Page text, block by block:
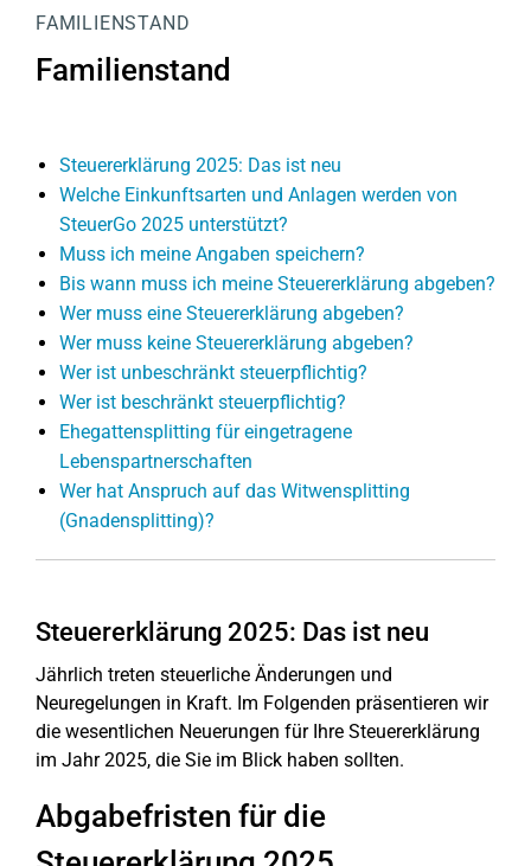
FAMILIENSTAND
Familienstand
Steuererklärung 2025: Das ist neu
Welche Einkunftsarten und Anlagen werden von
SteuerGo 2025 unterstützt?
Muss ich meine Angaben speichern?
Bis wann muss ich meine Steuererklärung abgeben?
Wer muss eine Steuererklärung abgeben?
Wer muss keine Steuererklärung abgeben?
Wer ist unbeschränkt steuerpflichtig?
Wer ist beschränkt steuerpflichtig?
Ehegattensplitting für eingetragene
Lebenspartnerschaften
Wer hat Anspruch auf das Witwensplitting
(Gnadensplitting)?
Steuererklärung 2025: Das ist neu
Jährlich treten steuerliche Änderungen und
Neuregelungen in Kraft. Im Folgenden präsentieren wir
die wesentlichen Neuerungen für Ihre Steuererklärung
im Jahr 2025, die Sie im Blick haben sollten.
Abgabefristen für die